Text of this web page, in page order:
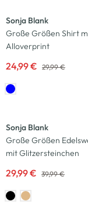
Sonja Blank
Große Größen Shirt
Alloverprint
24,99 € 29,99 €
Sonja Blank
Große Größen
mit Glitzersteinchen
29,99 € 39,99 €